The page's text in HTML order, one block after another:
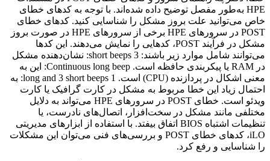
HPE به‌طور مفصل توضیح داده شده‌اند. با توجه به کدهای خطای
خاص می‌توانید علت بروز مشکل را شناسایی کنید. کدهای خطای
POST در سرورهای HPE برخی از سرورهای HPE در صورت بروز
مشکل در فرآیند POST، کدهایی را نمایش می‌دهند. این کدها
می‌توانند شامل موارد زیر باشند: 3 short beeps: نشان‌دهنده مشکل
در RAM یا پیکربندی حافظه است. Continuous long beep: این به
معنی اشکال در پردازنده (CPU) است. 1 long and 3 short beeps: به
احتمال زیاد این خطا مربوط به مشکل در کارت گرافیک یا کارت
ویدئو است. خطای POST در سرورهای HPE می‌تواند به دلایل
مختلفی مانند مشکل در سخت‌افزار، اتصال‌های نادرست، یا
تنظیمات اشتباه BIOS اتفاق بیفتد. با استفاده از ابزارهای مدیریتی
iLO، کدهای خطای POST و بررسی‌های فنی می‌توان این مشکلات
را شناسایی و رفع کرد.